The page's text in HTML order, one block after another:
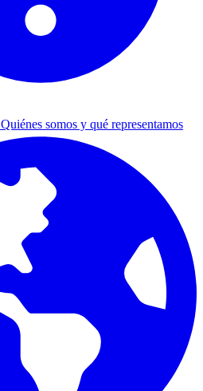
Quiénes somos y qué representamos